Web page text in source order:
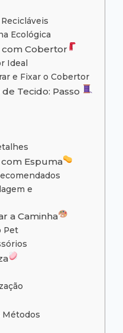
Ecológica
com Cobertor
Ideal
e Fixar o Cobertor
Tecido: Passo
Espuma
e
a Caminha
Pet
Métodos